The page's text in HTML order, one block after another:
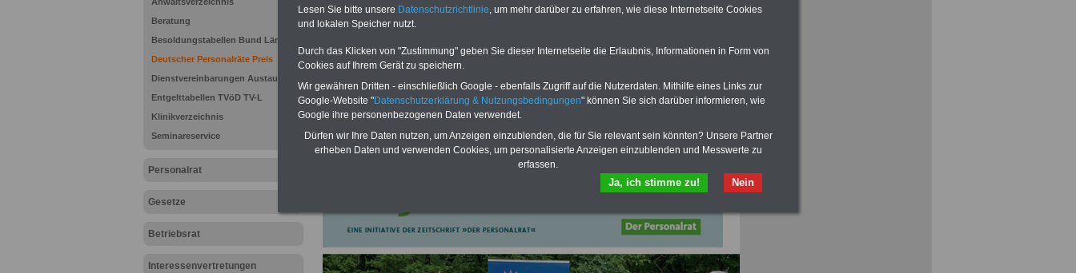
Beratung
Besoldungstabellen Bund Länder
Deutscher Personalräte Preis
Dienstvereinbarungen Austausch
Entgelttabellen TVöD TV-L
Klinikverzeichnis
Seminareservice
Personalrat
Gesetze
Betriebsrat
Interessenvertretungen
Bund, Länder und Kommunen.
eBooks Tarifrecht
ACHTUNG
Lesen Sie bitte unsere Datenschutzrichtlinie, um mehr darüber zu erfahren, wie diese Internetseite Cookies
und lokalen Speicher nutzt.
Durch das Klicken von "Zustimmung" geben Sie dieser Internetseite die Erlaubnis, Informationen in Form von
Cookies auf Ihrem Gerät zu speichern.
Wir gewähren Dritten - einschließlich Google - ebenfalls Zugriff auf die Nutzerdaten. Mithilfe eines Links zur
Google-Website "Datenschutzerklärung & Nutzungsbedingungen" können Sie sich darüber informieren, wie
Google ihre personenbezogenen Daten verwendet.
Dürfen wir Ihre Daten nutzen, um Anzeigen einzublenden, die für Sie relevant sein könnten? Unsere Partner
erheben Daten und verwenden Cookies, um personalisierte Anzeigen einzublenden und Messwerte zu
erfassen.
Nein
Ja, ich stimme zu!